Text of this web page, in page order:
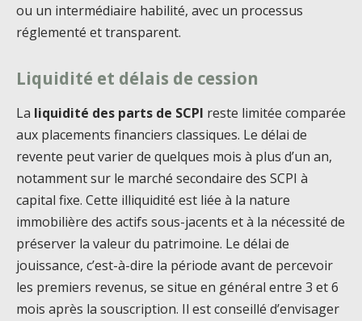
ou un intermédiaire habilité, avec un processus
réglementé et transparent.
Liquidité et délais de cession
La liquidité des parts de SCPI reste limitée comparée
aux placements financiers classiques. Le délai de
revente peut varier de quelques mois à plus d’un an,
notamment sur le marché secondaire des SCPI à
capital fixe. Cette illiquidité est liée à la nature
immobilière des actifs sous-jacents et à la nécessité de
préserver la valeur du patrimoine. Le délai de
jouissance, c’est-à-dire la période avant de percevoir
les premiers revenus, se situe en général entre 3 et 6
mois après la souscription. Il est conseillé d’envisager